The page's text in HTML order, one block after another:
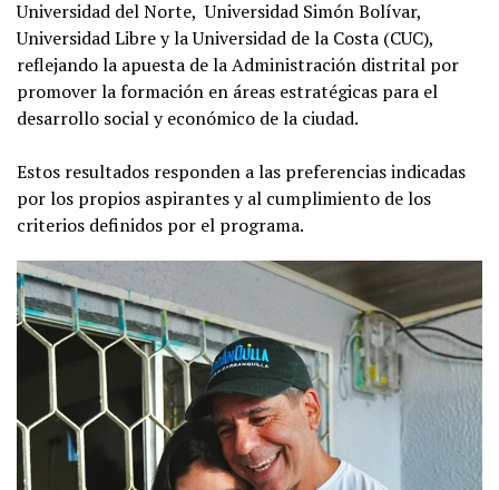
Universidad del Norte, Universidad Simón Bolívar,
Universidad Libre y la Universidad de la Costa (CUC),
reflejando la apuesta de la Administración distrital por
promover la formación en áreas estratégicas para el
desarrollo social y económico de la ciudad.
Estos resultados responden a las preferencias indicadas
por los propios aspirantes y al cumplimiento de los
criterios definidos por el programa.